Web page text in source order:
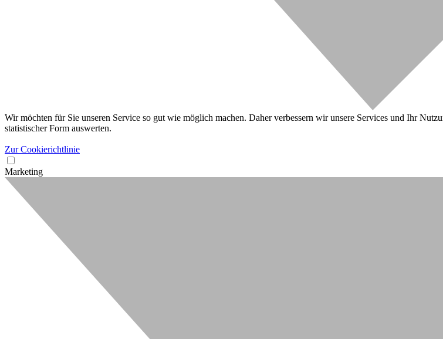
Wir möchten für Sie unseren Service so gut wie möglich machen. Daher verbessern wir unsere Services und Ihr
statistischer Form auswerten.
Zur Cookierichtlinie
Marketing